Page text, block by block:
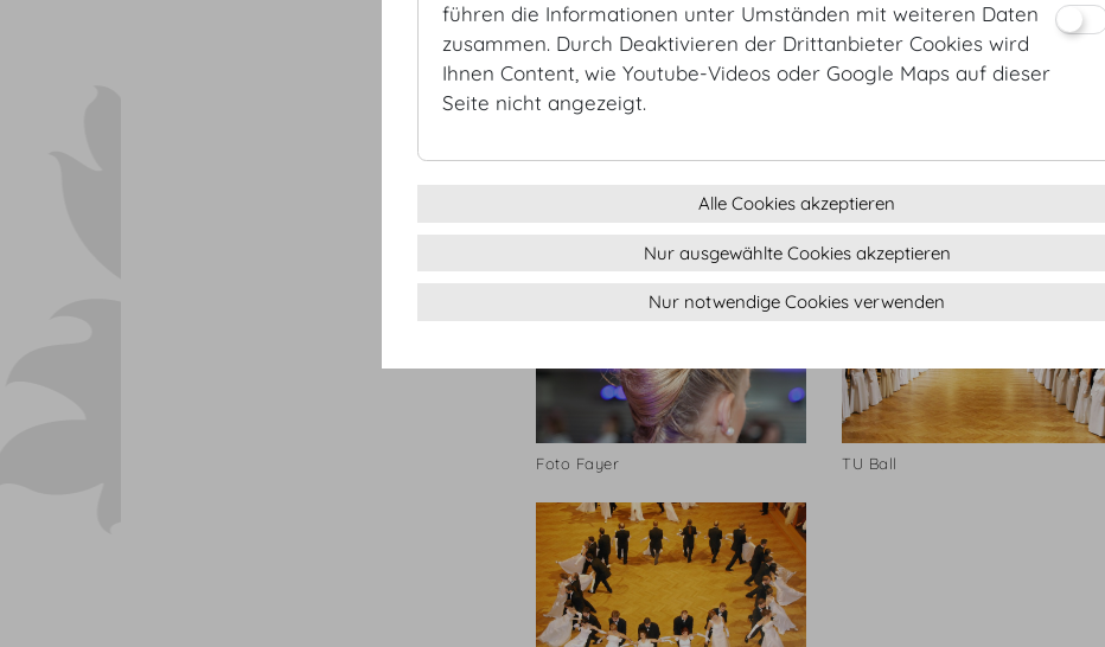
Pharmacieball
Foto Fayer TU Ball
führen die Informationen unter Umständen mit weiteren Daten
zusammen. Durch Deaktivieren der Drittanbieter Cookies wird
Ihnen Content, wie Youtube-Videos oder Google Maps auf dieser
Seite nicht angezeigt.
Alle Cookies akzeptieren
Nur ausgewählte Cookies akzeptieren
Nur notwendige Cookies verwenden